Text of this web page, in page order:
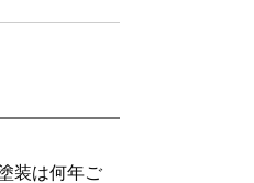
装は何年ご